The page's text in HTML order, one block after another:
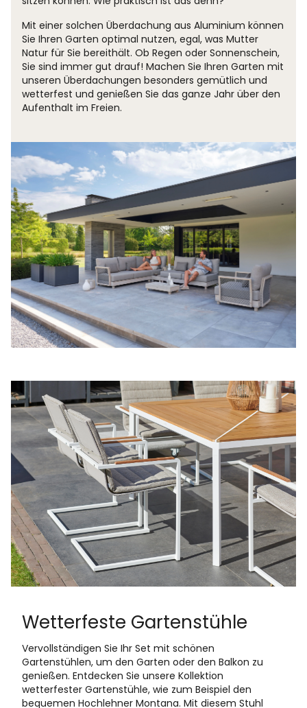
Mit einer solchen Überdachung aus Aluminium können
Sie Ihren Garten optimal nutzen, egal, was Mutter
Natur für Sie bereithält. Ob Regen oder Sonnenschein,
Sie sind immer gut drauf! Machen Sie Ihren Garten mit
unseren Überdachungen besonders gemütlich und
wetterfest und genießen Sie das ganze Jahr über den
Aufenthalt im Freien.
Wetterfeste Gartenstühle
Vervollständigen Sie Ihr Set mit schönen
Gartenstühlen, um den Garten oder den Balkon zu
genießen. Entdecken Sie unsere Kollektion
wetterfester Gartenstühle, wie zum Beispiel den
bequemen Hochlehner Montana. Mit diesem Stuhl